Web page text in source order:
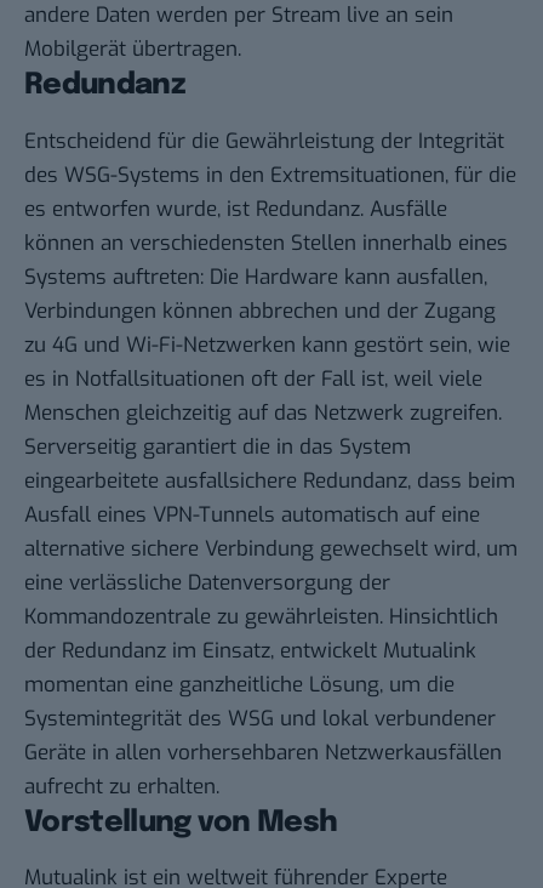
andere Daten werden per Stream live an sein
Mobilgerät übertragen.
Redundanz
Entscheidend für die Gewährleistung der Integrität
des WSG-Systems in den Extremsituationen, für die
es entworfen wurde, ist Redundanz. Ausfälle
können an verschiedensten Stellen innerhalb eines
Systems auftreten: Die Hardware kann ausfallen,
Verbindungen können abbrechen und der Zugang
zu 4G und Wi-Fi-Netzwerken kann gestört sein, wie
es in Notfallsituationen oft der Fall ist, weil viele
Menschen gleichzeitig auf das Netzwerk zugreifen.
Serverseitig garantiert die in das System
eingearbeitete ausfallsichere Redundanz, dass beim
Ausfall eines VPN-Tunnels automatisch auf eine
alternative sichere Verbindung gewechselt wird, um
eine verlässliche Datenversorgung der
Kommandozentrale zu gewährleisten. Hinsichtlich
der Redundanz im Einsatz, entwickelt Mutualink
momentan eine ganzheitliche Lösung, um die
Systemintegrität des WSG und lokal verbundener
Geräte in allen vorhersehbaren Netzwerkausfällen
aufrecht zu erhalten.
Vorstellung von Mesh
Mutualink ist ein weltweit führender Experte